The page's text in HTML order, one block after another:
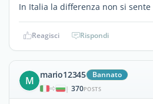
In Italia la differenza non si
Reagisci Rispondi
M mario12345 Bannato
| 370POSTS